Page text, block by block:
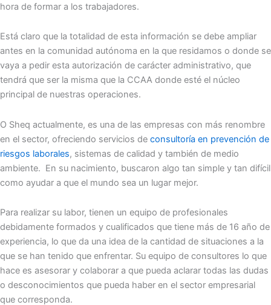
hora de formar a los trabajadores.
Está claro que la totalidad de esta información se debe ampliar
antes en la comunidad autónoma en la que residamos o donde se
vaya a pedir esta autorización de carácter administrativo, que
tendrá que ser la misma que la CCAA donde esté el núcleo
principal de nuestras operaciones.
O Sheq actualmente, es una de las empresas con más renombre
en el sector, ofreciendo servicios de consultoría en prevención de
riesgos laborales, sistemas de calidad y también de medio
ambiente. En su nacimiento, buscaron algo tan simple y tan difícil
como ayudar a que el mundo sea un lugar mejor.
Para realizar su labor, tienen un equipo de profesionales
debidamente formados y cualificados que tiene más de 16 año de
experiencia, lo que da una idea de la cantidad de situaciones a la
que se han tenido que enfrentar. Su equipo de consultores lo que
hace es asesorar y colaborar a que pueda aclarar todas las dudas
o desconocimientos que pueda haber en el sector empresarial
que corresponda.